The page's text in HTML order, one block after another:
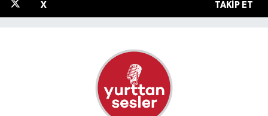
X TAKIP ET